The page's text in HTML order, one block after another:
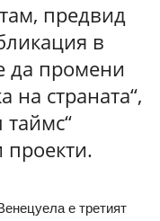
предвид
в
да промени
страната“,
проекти.
е третият